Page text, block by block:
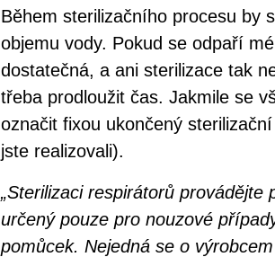
Během sterilizačního procesu by
objemu vody. Pokud se odpaří
dostatečná, a ani sterilizace tak
třeba prodloužit čas. Jakmile se
označit fixou ukončený
jste realizovali).
„Sterilizaci respirátorů
určený pouze pro nouzové
pomůcek. Nejedná se o